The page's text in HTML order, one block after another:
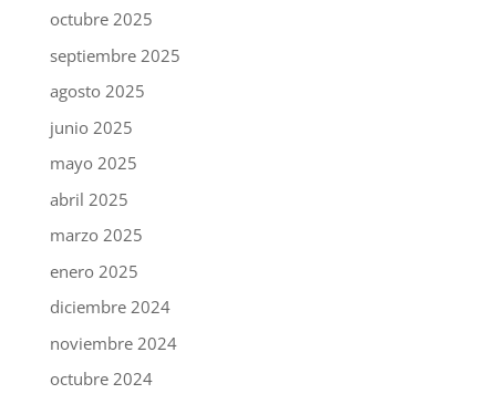
octubre 2025
septiembre 2025
agosto 2025
junio 2025
mayo 2025
abril 2025
marzo 2025
enero 2025
diciembre 2024
noviembre 2024
octubre 2024